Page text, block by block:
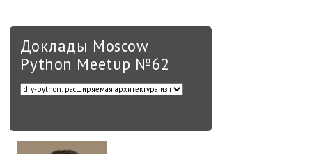
Доклады Moscow
Python Meetup №62